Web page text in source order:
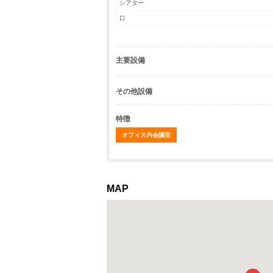
シアター
口
主要設備
その他設備
特徴
オフィス内会議室
MAP